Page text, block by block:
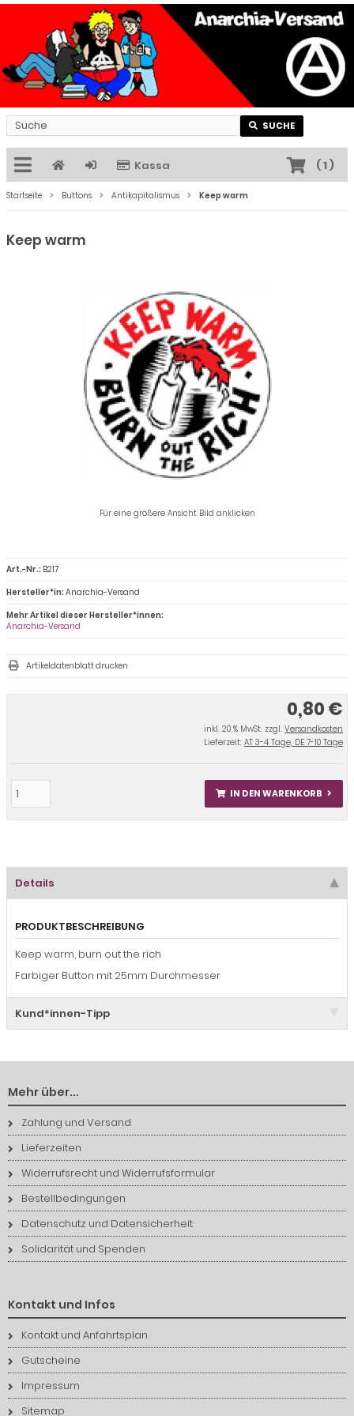
SUCHE
Kassa (1)
Startseite Buttons Antikapitalismus Keep warm
Keep warm
Für eine größere Ansicht Bild anklicken
0,80 €
inkl. 20 % MwSt. zzgl. Versandkosten
Lieferzeit: AT 3-4 Tage, DE 7-10 Tage
IN DEN WARENKORB
Art.-Nr.: B217
Hersteller*in:Anarchia-Versand
Mehr Artikel dieser Hersteller*innen:
Anarchia-Versand
Artikeldatenblatt drucken
Details
PRODUKTBESCHREIBUNG
Keep warm, burn out the rich
Farbiger Button mit 25mm Durchmesser
Kund*innen-Tipp
Mehr über...
Zahlung und Versand
Lieferzeiten
Widerrufsrecht und Widerrufsformular
Bestellbedingungen
Datenschutz und Datensicherheit
Solidarität und Spenden
Kontakt und Infos
Kontakt und Anfahrtsplan
Gutscheine
Impressum
Sitemap